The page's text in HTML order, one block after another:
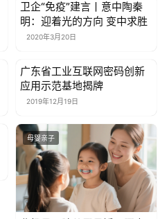
母婴亲子
卫企“免疫”建言丨意中陶秦
明：迎着光的方向 变中求胜
2020年3月20日
母婴亲子
广东省工业互联网密码创新
应用示范基地揭牌
2019年12月19日
母婴亲子